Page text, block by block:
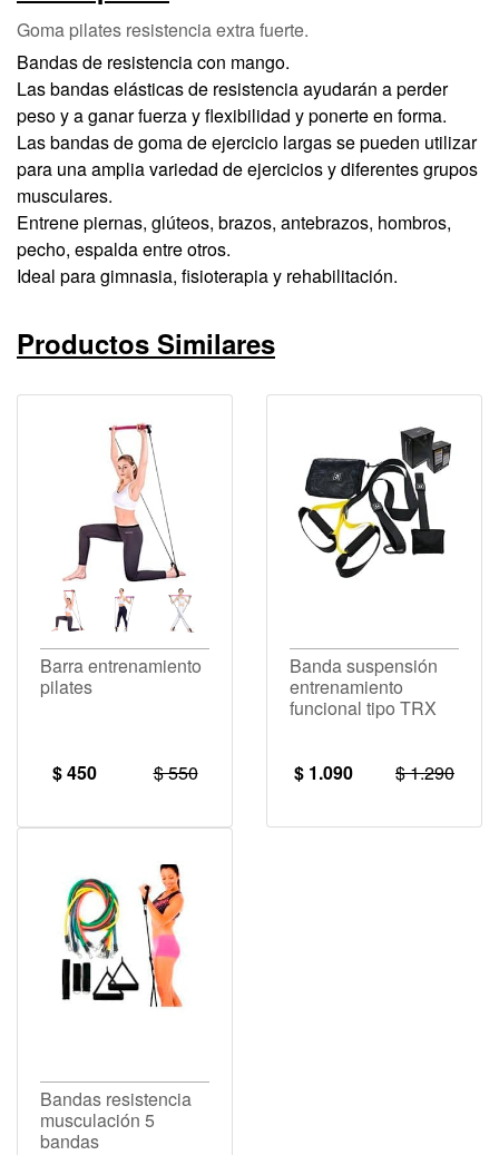
Goma pilates resistencia extra fuerte.
Bandas de resistencia con mango.
Las bandas elásticas de resistencia ayudarán a perder
peso y a ganar fuerza y flexibilidad y ponerte en forma.
Las bandas de goma de ejercicio largas se pueden utilizar
para una amplia variedad de ejercicios y diferentes grupos
musculares.
Entrene piernas, glúteos, brazos, antebrazos, hombros,
pecho, espalda entre otros.
Ideal para gimnasia, fisioterapia y rehabilitación.
Productos Similares
Barra entrenamiento
pilates
$ 450 $ 550
Banda suspensión
entrenamiento
funcional tipo TRX
$ 1.090 $ 1.290
Bandas resistencia
musculación 5
bandas